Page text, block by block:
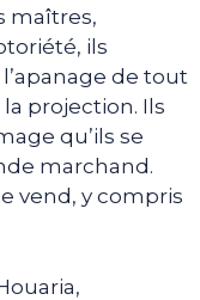
maîtres,
ils
de tout
projection. Ils
qu’ils se
marchand.
vend, y compris